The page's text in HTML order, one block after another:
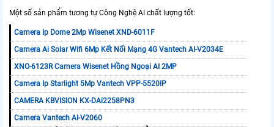
Một số sản phẩm tương tự Công Nghệ AI chất lượng tốt:
Camera Ip Dome 2Mp Wisenet XND-6011F
Camera Ai Solar Wifi 6Mp Kết Nối Mạng 4G Vantech AI-V2034E
XNO-6123R Camera Wisenet Hồng Ngoại AI 2MP
Camera Ip Starlight 5Mp Vantech VPP-5520IP
CAMERA KBVISION KX-DAi2258PN3
Camera Vantech AI-V2060